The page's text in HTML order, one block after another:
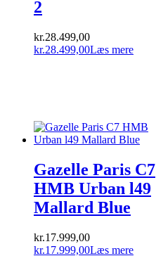
2
kr.28.499,00
kr.28.499,00Læs mere
Gazelle Paris C7
HMB Urban l49
Mallard Blue
kr.17.999,00
kr.17.999,00Læs mere